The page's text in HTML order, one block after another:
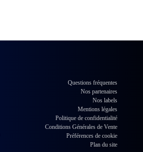
Questions fréquentes
Nos partenaires
Nos labels
Mentions légales
Politique de confidentialité
Conditions Générales de Vente
Préférences de cookie
Plan du site